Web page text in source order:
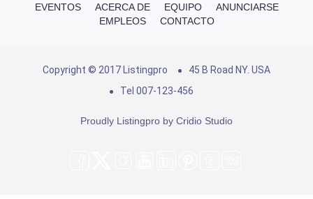
EVENTOS ACERCA DE EQUIPO
ANUNCIARSE
EMPLEOS
CONTACTO
Copyright © 2017 Listingpro
45 B Road NY. USA
Tel 007-123-456
Proudly Listingpro by Cridio Studio